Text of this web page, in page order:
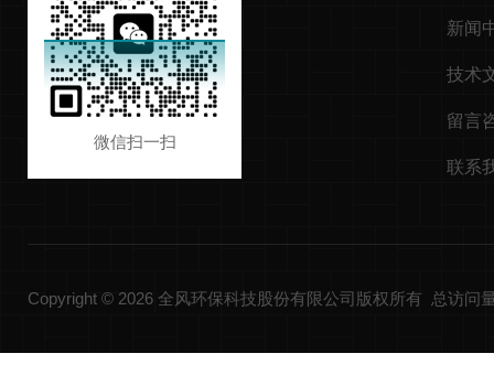
微信扫一扫
新闻
技术
留言
联系
Copyright © 2026 全风环保科技股份有限公司版权所有 总访问